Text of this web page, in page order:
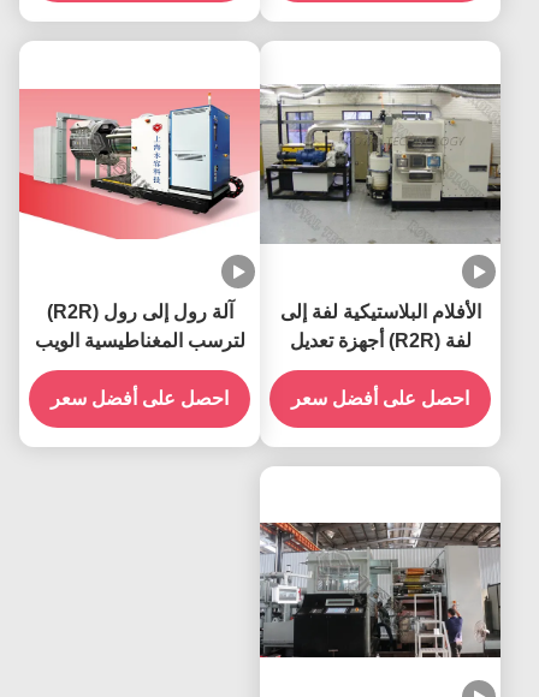
الأفلام البلاستيكية لفة إلى
لفة (R2R) أجهزة تعديل
الفراغ في الشبكة
احصل على أفضل سعر
آلة رول إلى رول (R2R)
لترسب المغناطيسية الويب
احصل على أفضل سعر